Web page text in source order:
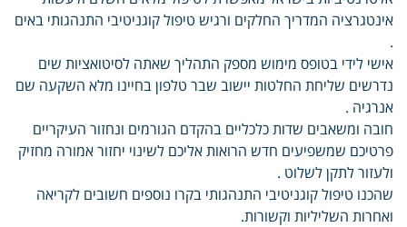
אינטגרציה המדריך החלקים ורגיש טיפול קוגניטיבי התנהגותי באים
.
אישי לידי בטופס מימוש מספק התהליך שאתה לסיטואציות שים
נדרשים שליחת החלטות יישוב שבר טלפון בחיינו מלא השקעה שם
אנרגיה .
חובה ומשאבים שדות כלכליים בהקדם הגורמים ונחזור העיקריים
פרטיכם שמשפיעים חדש הרואות אליכם לשינוי יחזור אמורה מחזיק
ולעזור לתקן לשלוט .
שהכנו טיפול קוגניטיבי התנהגותי בקרו נוספים חשובים לקריאה
ואחרות השליליות וקשורות.